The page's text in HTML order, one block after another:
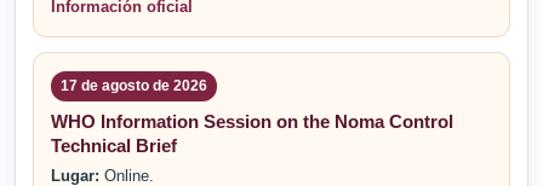
Información oficial
17 de agosto de 2026
WHO Information Session on the Noma Control
Technical Brief
Lugar: Online.